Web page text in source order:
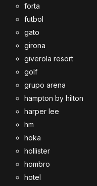
forta
futbol
gato
girona
giverola resort
golf
grupo arena
hampton by hilton
harper lee
hm
hoka
hollister
hombro
hotel